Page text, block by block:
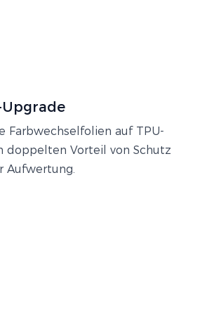
Farbwechselfolien auf TPU-
doppelten Vorteil von Schutz
Aufwertung.